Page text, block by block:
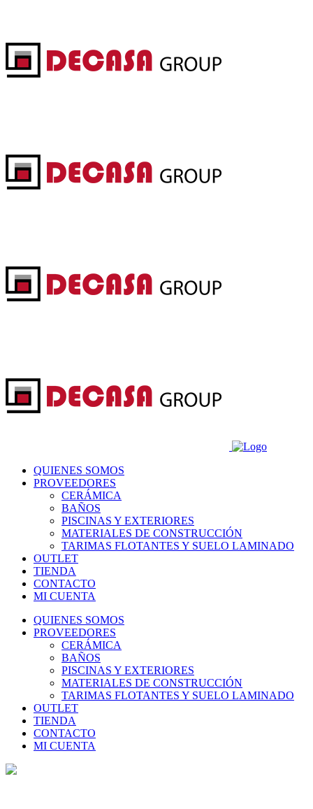
QUIENES SOMOS
PROVEEDORES
CERÁMICA
BAÑOS
PISCINAS Y EXTERIORES
MATERIALES DE CONSTRUCCIÓN
TARIMAS FLOTANTES Y SUELO LAMINADO
OUTLET
TIENDA
CONTACTO
MI CUENTA
QUIENES SOMOS
PROVEEDORES
CERÁMICA
BAÑOS
PISCINAS Y EXTERIORES
MATERIALES DE CONSTRUCCIÓN
TARIMAS FLOTANTES Y SUELO LAMINADO
OUTLET
TIENDA
CONTACTO
MI CUENTA